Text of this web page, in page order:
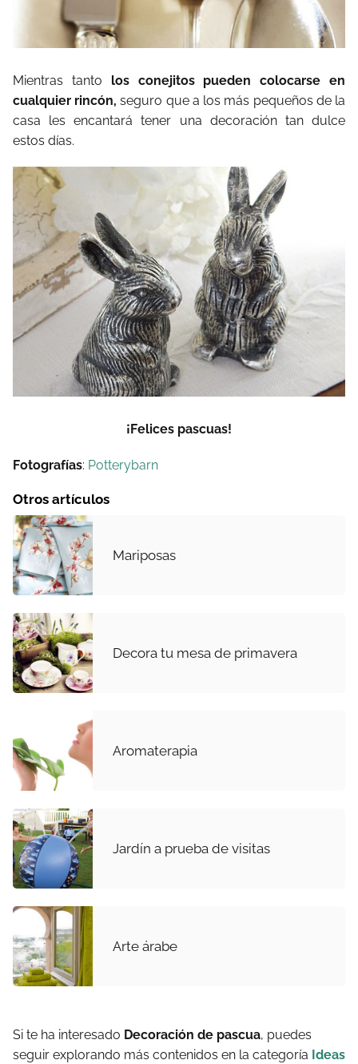
Mientras tanto los conejitos pueden colocarse en
cualquier rincón, seguro que a los más pequeños de la
casa les encantará tener una decoración tan dulce
estos días.
¡Felices pascuas!
Fotografías: Potterybarn
Otros artículos
Mariposas
Decora tu mesa de primavera
Aromaterapia
Jardín a prueba de visitas
Arte árabe
Si te ha interesado Decoración de pascua, puedes
seguir explorando más contenidos en la categoría Ideas